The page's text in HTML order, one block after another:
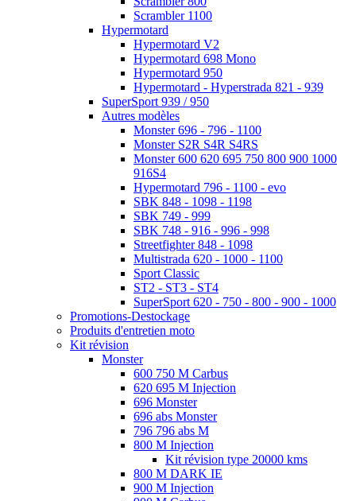
Scrambler 1100
Hypermotard
Hypermotard V2
Hypermotard 698 Mono
Hypermotard 950
Hypermotard - Hyperstrada 821 - 939
SuperSport 939 / 950
Autres modèles
Monster 696 - 796 - 1100
Monster S2R S4R S4RS
Monster 600 620 695 750 800 900 1000
916S4
Hypermotard 796 - 1100 - evo
SBK 848 - 1098 - 1198
SBK 749 - 999
SBK 748 - 916 - 996 - 998
Streetfighter 848 - 1098
Multistrada 620 - 1000 - 1100
Sport Classic
ST2 - ST3 - ST4
SuperSport 620 - 750 - 800 - 900 - 1000
Promotions-Destockage
Produits d'entretien moto
Kit révision
Monster
600 750 M Carbus
620 695 M Injection
696 Monster
696 abs Monster
796 796 abs M
800 M Injection
Kit révision type 20000 kms
800 M DARK IE
900 M Injection